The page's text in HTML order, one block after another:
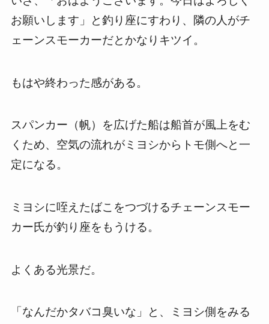
お願いします」と釣り座にすわり、隣の人がチ
ェーンスモーカーだとかなりキツイ。
もはや終わった感がある。
スパンカー（帆）を広げた船は船首が風上をむ
くため、空気の流れがミヨシからトモ側へと一
定になる。
ミヨシに咥えたばこをつづけるチェーンスモー
カー氏が釣り座をもうける。
よくある光景だ。
「なんだかタバコ臭いな」と、ミヨシ側をみる